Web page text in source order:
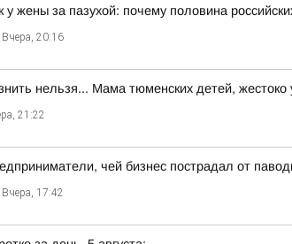
у жены за пазухой: почему половина
Вчера, 20:16
нельзя... Мама тюменских детей,
21:22
чей бизнес пострадал от
Вчера, 17:42